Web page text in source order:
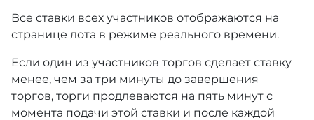
Все ставки всех участников отображаются на
странице лота в режиме реального времени.
Если один из участников торгов сделает ставку
менее, чем за три минуты до завершения
торгов, торги продлеваются на пять минут с
момента подачи этой ставки и после каждой